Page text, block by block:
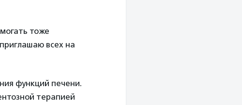
тоже
всех на
функций печени.
терапией